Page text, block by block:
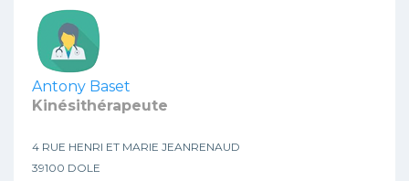
Antony Baset
Kinésithérapeute
4 RUE HENRI ET MARIE JEANRENAUD
39100 DOLE